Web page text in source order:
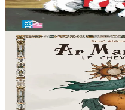
marc’had. Met ar bleiz a...
Er stok8,00 €
Bannoù-heol
Ar Marc'h Dall - Levr-
Tost da gant a ganerien hag a
Laz-seniñ Sinfonek Bulgaria a
prantad eus ar re gaerañ